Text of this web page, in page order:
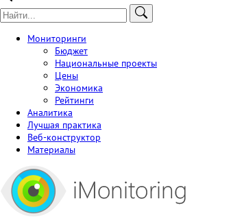
Мониторинги
Бюджет
Национальные проекты
Цены
Экономика
Рейтинги
Аналитика
Лучшая практика
Веб-конструктор
Материалы